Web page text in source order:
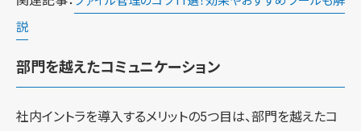
説
部門を越えたコミュニケーション
社内イントラを導入するメリットの5つ目は、部門を越えたコ